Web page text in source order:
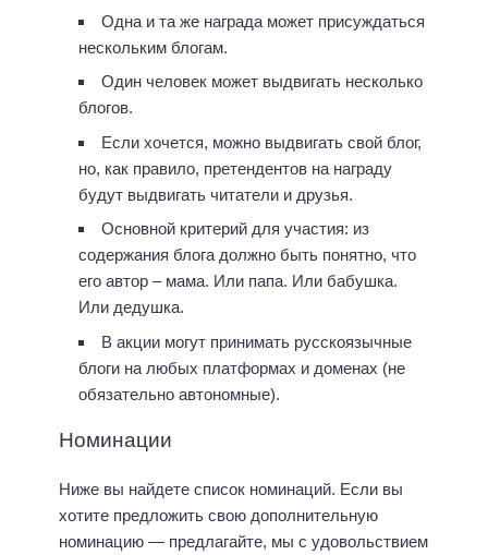
Одна и та же награда может присуждаться
нескольким блогам.
Один человек может выдвигать несколько
блогов.
Если хочется, можно выдвигать свой блог,
но, как правило, претендентов на награду
будут выдвигать читатели и друзья.
Основной критерий для участия: из
содержания блога должно быть понятно, что
его автор – мама. Или папа. Или бабушка.
Или дедушка.
В акции могут принимать русскоязычные
блоги на любых платформах и доменах (не
обязательно автономные).
Номинации
Ниже вы найдете список номинаций. Если вы
хотите предложить свою дополнительную
номинацию — предлагайте, мы с удовольствием